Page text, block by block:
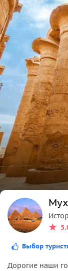
- Храм
- Храм
-
желанию);
• По
(Цена
туристов
(Детям до 6
— 50%
• Обед (10$).
• Личные
•
помощь по
Выбор
Дорогие наши